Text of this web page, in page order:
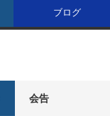
ブログ
会告